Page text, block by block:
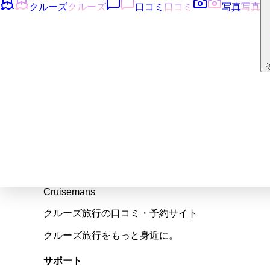
クルーズクルーズ 口コミ 口コミ 写真写真
Cruisemans
クルーズ旅行の口コミ・予約サイト
クルーズ旅行をもっと身近に。
サポート